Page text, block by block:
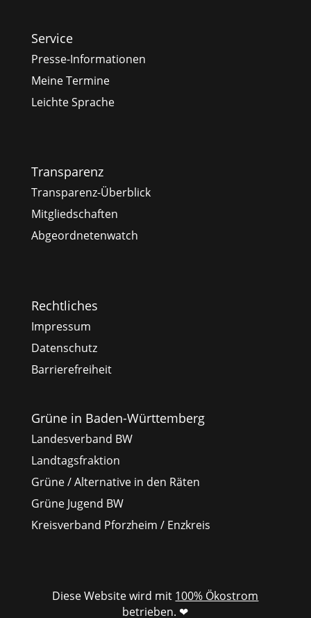
Service
Presse-Informationen
Meine Termine
Leichte Sprache
Transparenz
Transparenz-Überblick
Mitgliedschaften
Abgeordnetenwatch
Rechtliches
Impressum
Datenschutz
Barrierefreiheit
Grüne in Baden-Württemberg
Landesverband BW
Landtagsfraktion
Grüne / Alternative in den Räten
Grüne Jugend BW
Kreisverband Pforzheim / Enzkreis
Diese Website wird mit 100% Ökostrom
betrieben. ❤